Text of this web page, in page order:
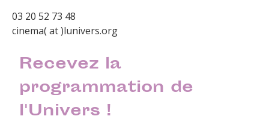
03 20 52 73 48
cinema( at )lunivers.org
Recevez la
programmation de
l'Univers !